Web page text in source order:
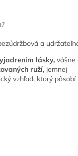
a
lásky, vášne
ruží, jemnej
vzhľad, ktorý pôsobí